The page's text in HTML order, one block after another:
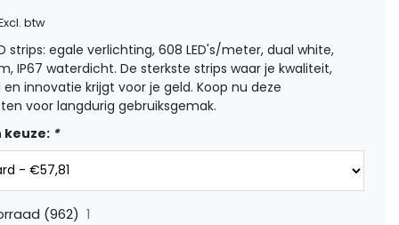
btw
strips: egale verlichting, 608 LED's/meter, dual white,
IP67 waterdicht. De sterkste strips waar je kwaliteit,
innovatie krijgt voor je geld. Koop nu deze
voor langdurig gebruiksgemak.
keuze: *
(962) 1